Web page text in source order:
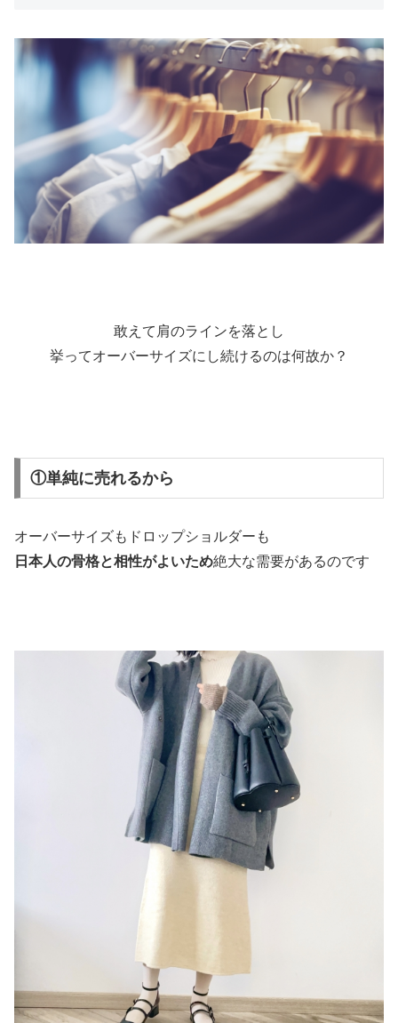
敢えて肩のラインを落とし
挙ってオーバーサイズにし続けるのは何故か？
①単純に売れるから
オーバーサイズもドロップショルダーも
日本人の骨格と相性がよいため絶大な需要があるのです